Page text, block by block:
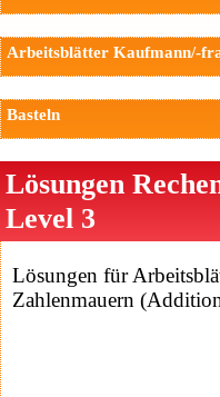
Arbeitsblätter Kaufmann/-
Basteln
Lösungen
Level 3
Lösungen für
Zahlenmauern